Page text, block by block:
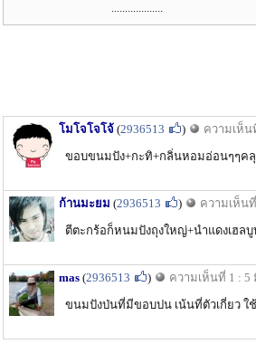
...................
โมโจโจโจ้ (2936513 ) ความเห็น
ขอบขนมปัง+กะทิ+กลิ่นหอมอ่อนๆๆค
ก้านมะยม (2936513 ) ความเห็นที่
ตีตะกร้อก็หนมปังถุงใหญ่+นำแดงเฮล
mas (2936513 ) ความเห็นที่ 1 : 5
ขนมปังป่นที่มีขอบปน เน้นที่ตัวเกี่ยว